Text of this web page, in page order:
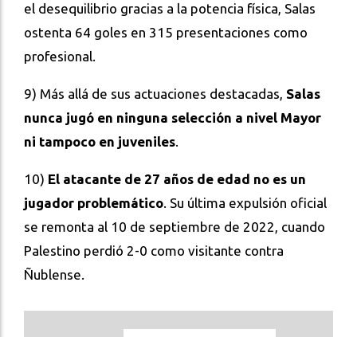
el desequilibrio gracias a la potencia física, Salas
ostenta 64 goles en 315 presentaciones como
profesional.
9) Más allá de sus actuaciones destacadas, Salas
nunca jugó en ninguna selección a nivel Mayor
ni tampoco en juveniles.
10) El atacante de 27 años de edad no es un
jugador problemático. Su última expulsión oficial
se remonta al 10 de septiembre de 2022, cuando
Palestino perdió 2-0 como visitante contra
Ñublense.